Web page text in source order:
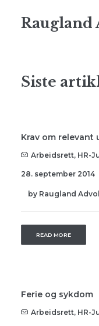
Raugland
Siste
Krav om
Arbeidsrett, HR-
28. september 2014
by Raugland
READ MORE
Ferie og sykdom
Arbeidsrett, HR-